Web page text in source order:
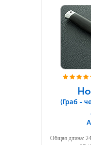
(Граб -
Общая длина: